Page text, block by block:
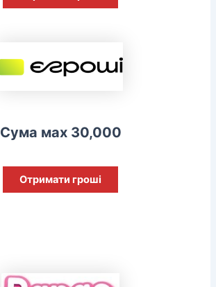
Сума мах 30,000
Отримати гроші